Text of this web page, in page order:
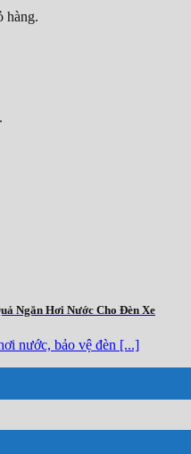
hàng.
Ngăn Hơi Nước Cho Đèn Xe
nước, bảo vệ đèn [...]